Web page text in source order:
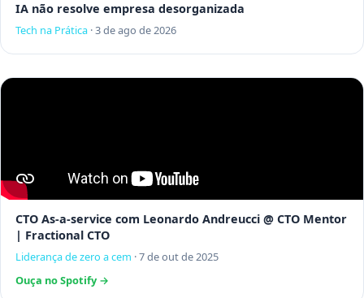
IA não resolve empresa desorganizada
Tech na Prática·3 de ago de 2026
CTO As-a-service com Leonardo Andreucci @ CTO Mentor
| Fractional CTO
Liderança de zero a cem ·7 de out de 2025
Ouça no Spotify →